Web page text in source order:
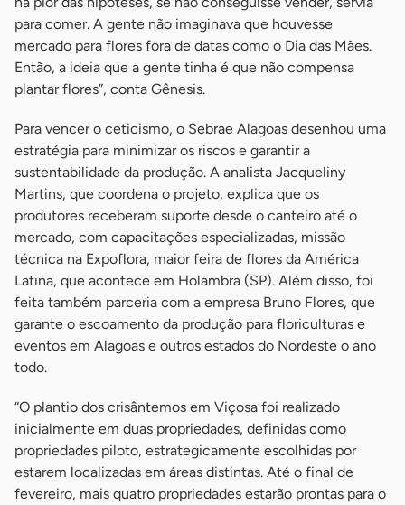
para comer. A gente não imaginava que houvesse
mercado para flores fora de datas como o Dia das Mães.
Então, a ideia que a gente tinha é que não compensa
plantar flores”, conta Gênesis.
Para vencer o ceticismo, o Sebrae Alagoas desenhou uma
estratégia para minimizar os riscos e garantir a
sustentabilidade da produção. A analista Jacqueliny
Martins, que coordena o projeto, explica que os
produtores receberam suporte desde o canteiro até o
mercado, com capacitações especializadas, missão
técnica na Expoflora, maior feira de flores da América
Latina, que acontece em Holambra (SP). Além disso, foi
feita também parceria com a empresa Bruno Flores, que
garante o escoamento da produção para floriculturas e
eventos em Alagoas e outros estados do Nordeste o ano
todo.
“O plantio dos crisântemos em Viçosa foi realizado
inicialmente em duas propriedades, definidas como
propriedades piloto, estrategicamente escolhidas por
estarem localizadas em áreas distintas. Até o final de
fevereiro, mais quatro propriedades estarão prontas para o